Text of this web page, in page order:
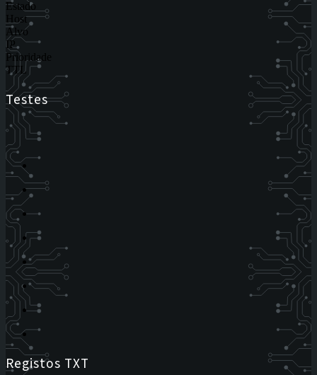
Estado
Host
Alvo
IP
Prioridade
TTL
Testes
Registos TXT